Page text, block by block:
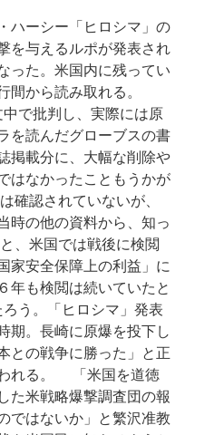
か
ら
考
え
る
記
憶
の
継
承
via
Radio
Dialogue
ハーシー「ヒロシマ」の
を与えるルポが発表され
った。米国内に残ってい
から読み取れる。
で批判し、実際には原
を読んだグローブスの書
掲載分に、大幅な削除や
はなかったこともうかが
認されていないが、
時の他の資料から、知っ
、米国では戦後に検閲
家安全保障上の利益」に
年も検閲は続いていたと
う。「ヒロシマ」発表
期。長崎に原爆を投下し
との戦争に勝った」と正
われる。 「米国を道徳
た米戦略爆撃調査団の報
ではないか」と繁沢准教